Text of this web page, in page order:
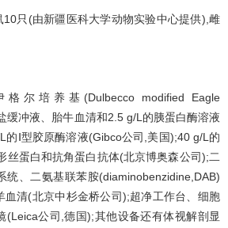
10只(由新疆医科大学动物实验中心提供),雌
尔培养基(Dulbecco modified Eagle
缓冲液、胎牛血清和2.5 g/L的胰蛋白酶溶液
的Ⅰ型胶原酶溶液(Gibco公司,美国);40 g/L的
丝蛋白和抗角蛋白抗体(北京博奥森公司);二
统、二氨基联苯胺(diaminobenzidine,DAB)
血清(北京中杉金桥公司);超净工作台、细胞
(Leica公司,德国);其他设备还有体视解剖显